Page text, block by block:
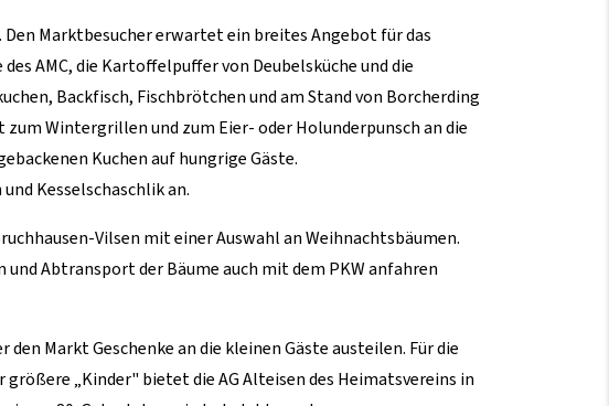
Marktbesucher erwartet ein breites Angebot für das
AMC, die Kartoffelpuffer von Deubelsküche und die
Backfisch, Fischbrötchen und am Stand von Borcherding
Wintergrillen und zum Eier- oder Holunderpunsch an die
Kuchen auf hungrige Gäste.
Kesselschaschlik an.
Vilsen mit einer Auswahl an Weihnachtsbäumen.
Abtransport der Bäume auch mit dem PKW anfahren
Markt Geschenke an die kleinen Gäste austeilen. Für die
„Kinder" bietet die AG Alteisen des Heimatsvereins in